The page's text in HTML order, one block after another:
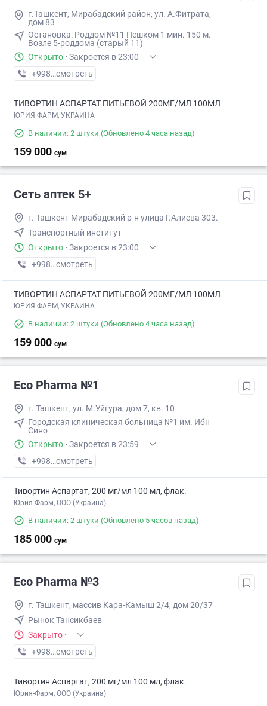
г.Ташкент, Мирабадский район, ул. А.Фитрата,
дом 83
Остановка: ​Роддом №11​ Пешком 1 мин​. 150 м.
Возле 5-роддома (старый 11)
Открыто · Закроется в 23:00
+998 (71) XXX-XX-XX
смотреть
ТИВОРТИН АСПАРТАТ ПИТЬЕВОЙ 200МГ/МЛ 100МЛ
ЮРИЯ ФАРМ, УКРАИНА
В наличии: 2 штуки (Обновлено 4 часа назад)
159 000 сум
Сеть аптек 5+
г. Ташкент Мирабадский р-н улица Г.Алиева 303.
Транспортный институт
Открыто · Закроется в 23:00
+998 (71) XXX-XX-XX
смотреть
ТИВОРТИН АСПАРТАТ ПИТЬЕВОЙ 200МГ/МЛ 100МЛ
ЮРИЯ ФАРМ, УКРАИНА
В наличии: 2 штуки (Обновлено 4 часа назад)
159 000 сум
Eco Pharma №1
г. Ташкент, ул. М.Уйгура, дом 7, кв. 10
Городская клиническая больница №1 им. Ибн
Сино
Открыто · Закроется в 23:59
+998 (71) XXX-XX-XX
смотреть
Тивортин Аспартат, 200 мг/мл 100 мл, флак.
Юрия-Фарм, ООО (Украина)
В наличии: 2 штуки (Обновлено 5 часов назад)
185 000 сум
Eco Pharma №3
г. Ташкент, массив Кара-Камыш 2/4, дом 20/37
Рынок Тансикбаев
Закрыто ·
+998 (99) XXX-XX-XX
смотреть
Тивортин Аспартат, 200 мг/мл 100 мл, флак.
Юрия-Фарм, ООО (Украина)